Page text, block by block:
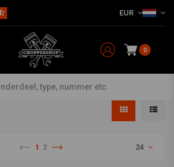
EUR
0
& Dempers Uitlaat en uitlaatdelen
1 2 24